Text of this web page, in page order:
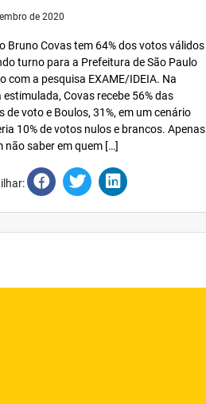
de 2020
Bruno Covas tem 64% dos votos válidos
turno para a Prefeitura de São Paulo
com a pesquisa EXAME/IDEIA. Na
estimulada, Covas recebe 56% das
de voto e Boulos, 31%, em um cenário
10% de votos nulos e brancos. Apenas
não saber em quem […]